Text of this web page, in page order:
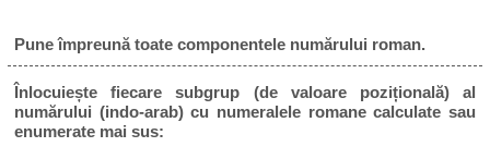
Pune împreună toate componentele numărului roman.
Înlocuiește fiecare subgrup (de valoare pozițională) al
numărului (indo-arab) cu numeralele romane calculate sau
enumerate mai sus: